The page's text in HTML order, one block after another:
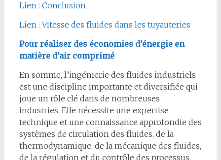
Lien : Conclusion
Lien : Vitesse des fluides dans les tuyauteries
Pour réaliser des économies d’énergie en
matière d’air comprimé
En somme, l’ingénierie des fluides industriels
est une discipline importante et diversifiée qui
joue un rôle clé dans de nombreuses
industries. Elle nécessite une expertise
technique et une connaissance approfondie des
systèmes de circulation des fluides, de la
thermodynamique, de la mécanique des fluides,
de la régulation et du contrôle des processus,